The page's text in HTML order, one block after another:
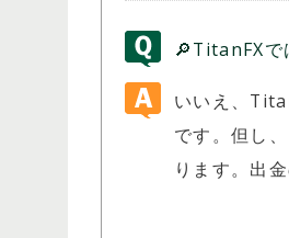
🔎TitanFXで
いいえ、
です。但し
ります。出